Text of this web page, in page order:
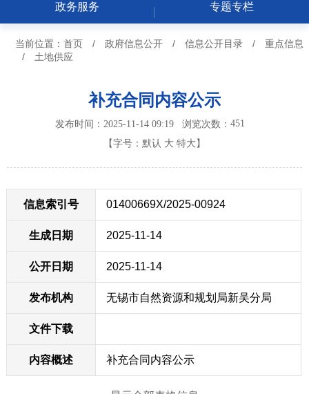
政务服务
专题专栏
当前位置： 首页 / 政府信息公开 / 信息公开目录 /
重点信息
/
土地供应
补充合同内容公示
发布时间：2025-11-14 09:19 浏览次数： 451
【字号： 默认 大 特大 】
信息索引号 01400669X/2025-00924
生成日期 2025-11-14
公开日期 2025-11-14
发布机构 无锡市自然资源和规划局新吴分局
文件下载
内容概述 补充合同内容公示